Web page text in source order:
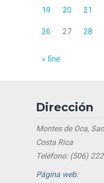
19 20 21
26 27 28
« Ene
Dirección
Montes de Oca,
Costa Rica
Teléfono: (506)
Página web: